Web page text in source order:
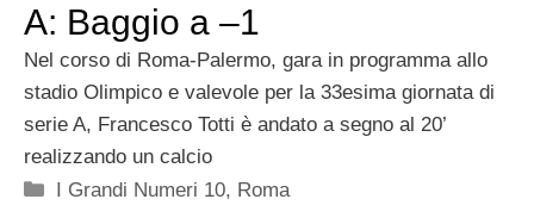
A: Baggio a –1
Nel corso di Roma-Palermo, gara in programma allo
stadio Olimpico e valevole per la 33esima giornata di
serie A, Francesco Totti è andato a segno al 20’
realizzando un calcio
Categorie
I Grandi Numeri 10, Roma